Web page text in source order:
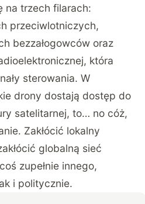
na trzech filarach:
przeciwlotniczych,
bezzałogowców oraz
która
sterowania. W
drony dostają dostęp do
satelitarnej, to… no cóż,
Zakłócić lokalny
globalną sieć
zupełnie innego,
i politycznie.